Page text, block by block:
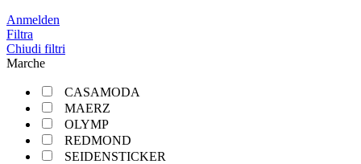
Anmelden
Filtra
Chiudi filtri
Marche
CASAMODA
MAERZ
OLYMP
REDMOND
SEIDENSTICKER